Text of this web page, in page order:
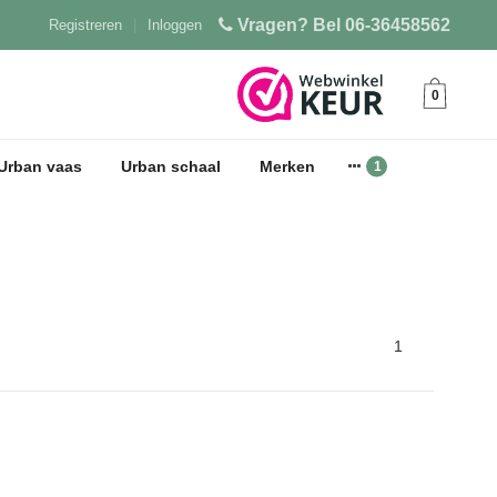
Vragen? Bel 06-36458562
Inloggen
Registreren
0
vaas Urban schaal Merken
1